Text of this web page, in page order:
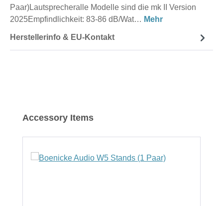
Paar)Lautsprecheralle Modelle sind die mk II Version
2025Empfindlichkeit: 83-86 dB/Wat… Mehr
Herstellerinfo & EU-Kontakt
Produktgalerie überspringen
Accessory Items